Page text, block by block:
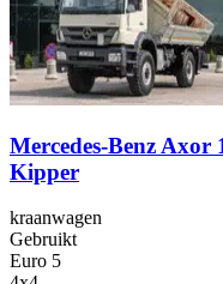
Mercedes-Benz
Kipper
kraanwagen
Gebruikt
Euro 5